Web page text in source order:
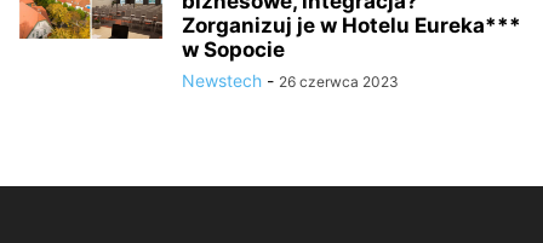
Zorganizuj je w Hotelu Eureka***
w Sopocie
Newstech - 26 czerwca 2023